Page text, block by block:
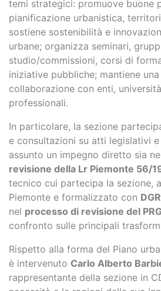
temi strategici: promuove buone
pianificazione urbanistica,
sostiene sostenibilità e
urbane; organizza seminari,
studio/commissioni, corsi di
iniziative pubbliche; mantiene
collaborazione con enti,
professionali.
In particolare, la sezione
e consultazioni su atti legislativi
assunto un impegno diretto sia
revisione della Lr Piemonte 56/
tecnico cui partecipa la sezione,
Piemonte e formalizzato con
nel processo di revisione del
confronto sulle principali
Rispetto alla forma del Piano
è intervenuto Carlo Alberto
rappresentante della sezione in